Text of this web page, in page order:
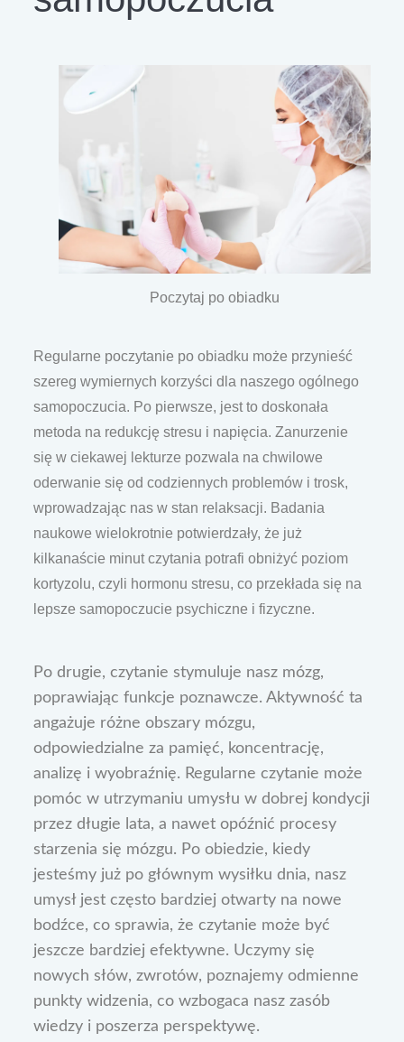
Poczytaj po obiadku
Regularne poczytanie po obiadku może przynieść
szereg wymiernych korzyści dla naszego ogólnego
samopoczucia. Po pierwsze, jest to doskonała
metoda na redukcję stresu i napięcia. Zanurzenie
się w ciekawej lekturze pozwala na chwilowe
oderwanie się od codziennych problemów i trosk,
wprowadzając nas w stan relaksacji. Badania
naukowe wielokrotnie potwierdzały, że już
kilkanaście minut czytania potrafi obniżyć poziom
kortyzolu, czyli hormonu stresu, co przekłada się na
lepsze samopoczucie psychiczne i fizyczne.
Po drugie, czytanie stymuluje nasz mózg,
poprawiając funkcje poznawcze. Aktywność ta
angażuje różne obszary mózgu,
odpowiedzialne za pamięć, koncentrację,
analizę i wyobraźnię. Regularne czytanie może
pomóc w utrzymaniu umysłu w dobrej kondycji
przez długie lata, a nawet opóźnić procesy
starzenia się mózgu. Po obiedzie, kiedy
jesteśmy już po głównym wysiłku dnia, nasz
umysł jest często bardziej otwarty na nowe
bodźce, co sprawia, że czytanie może być
jeszcze bardziej efektywne. Uczymy się
nowych słów, zwrotów, poznajemy odmienne
punkty widzenia, co wzbogaca nasz zasób
wiedzy i poszerza perspektywę.